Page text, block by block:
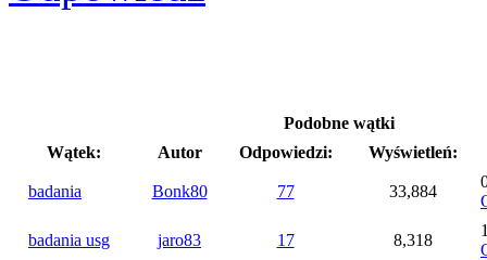
Podobne wątki
Wątek:
Autor Odpowiedzi: Wyświetleń:
badania Bonk80 77 33,884
badania usg jaro83 17 8,318